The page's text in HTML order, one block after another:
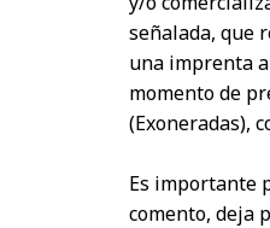
señalada, que
una imprenta
momento de
(Exoneradas),
Es importante
comento, deja